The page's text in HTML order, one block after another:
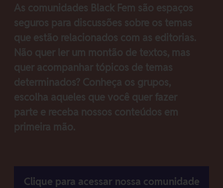
As comunidades Black Fem são espaços
seguros para discussões sobre os temas
que estão relacionados com as editorias.
Não quer ler um montão de textos, mas
quer acompanhar tópicos de temas
determinados? Conheça os grupos,
escolha aqueles que você quer fazer
parte e receba nossos conteúdos em
primeira mão.
Clique para acessar nossa comunidade